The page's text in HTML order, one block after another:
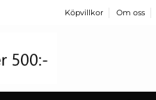
Köpvillkor Om oss